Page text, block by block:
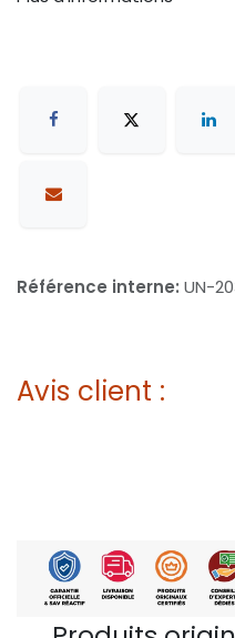
Référence interne: UN-
Avis client :